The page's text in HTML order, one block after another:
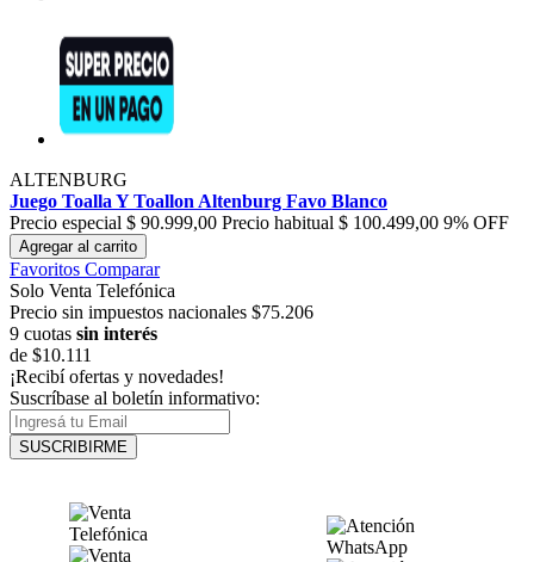
ALTENBURG
Juego Toalla Y Toallon Altenburg Favo Blanco
Precio especial $ 90.999,00 Precio habitual $ 100.499,00 9% OFF
Agregar al carrito
Favoritos Comparar
Solo Venta Telefónica
Precio sin impuestos nacionales $75.206
9 cuotas sin interés
de $10.111
¡Recibí ofertas y novedades!
Suscríbase al boletín informativo:
SUSCRIBIRME